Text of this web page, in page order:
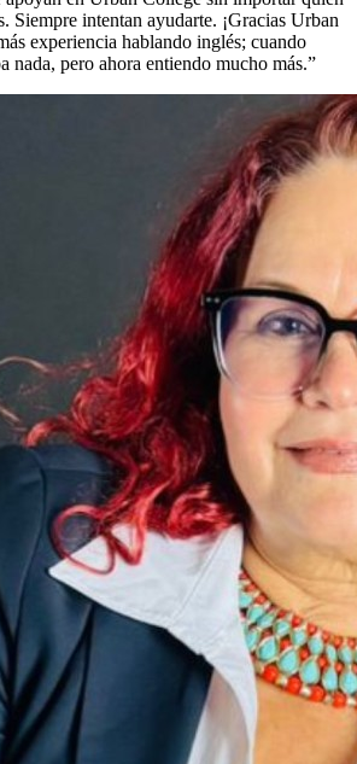
Siempre intentan ayudarte. ¡Gracias Urban
experiencia hablando inglés; cuando
nada, pero ahora entiendo mucho más.”